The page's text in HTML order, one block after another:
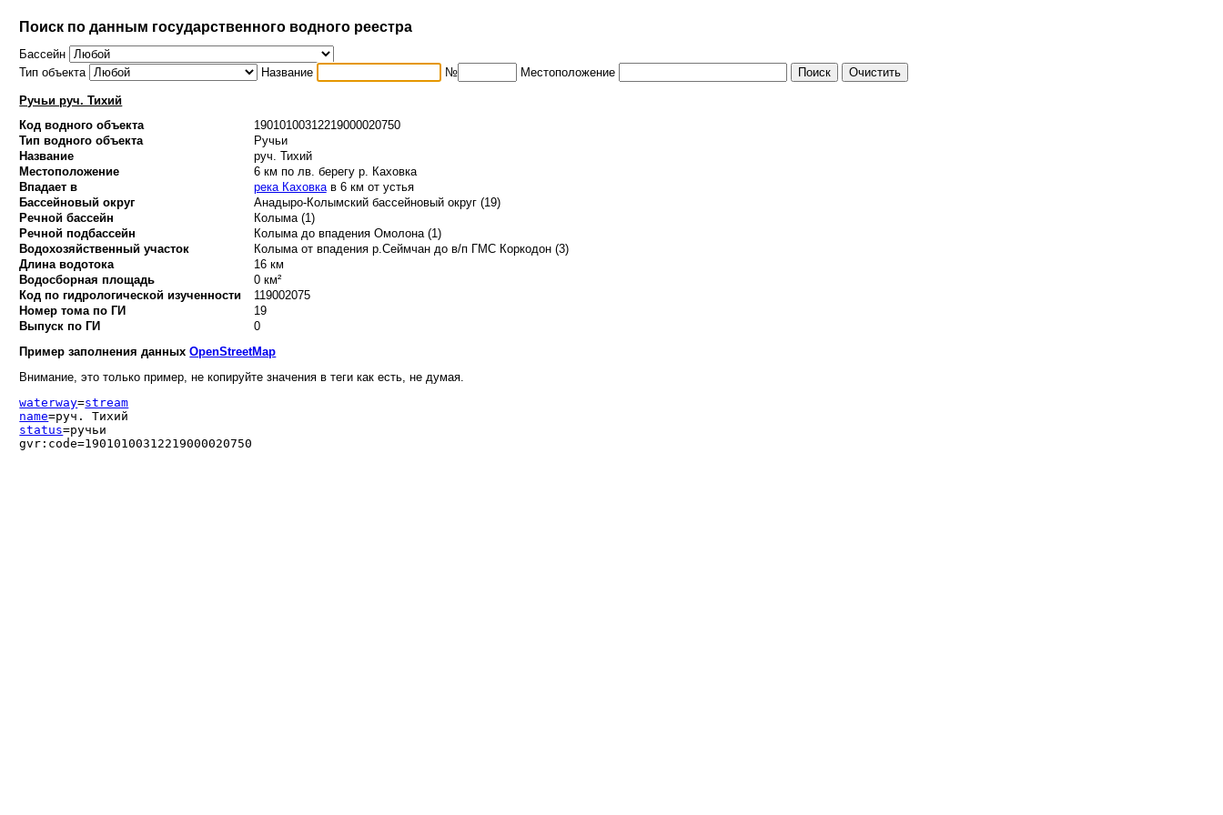
Поиск по данным государственного водного реестра
Бассейн
Тип объекта
Название № Местоположение
Ручьи руч. Тихий
Код водного объекта
19010100312219000020750
Тип водного объекта
Ручьи
Название
руч. Тихий
Местоположение
6 км по лв. берегу р. Каховка
Впадает в
река Каховкав 6 км от устья
Бассейновый округ
Анадыро-Колымский бассейновый округ (19)
Речной бассейн
Колыма (1)
Речной подбассейн
Колыма до впадения Омолона (1)
Водохозяйственный участок
Колыма от впадения р.Сеймчан до в/п ГМС Коркодон (3)
Длина водотока
16 км
Водосборная площадь
0 км²
Код по гидрологической изученности
119002075
Номер тома по ГИ
19
Выпуск по ГИ
0
Пример заполнения данныхOpenStreetMap
Внимание, это только пример, не копируйте значения в теги как есть, не думая.
waterway=stream
name=руч. Тихий
status=ручьи
gvr:code=19010100312219000020750